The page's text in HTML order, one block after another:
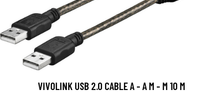
VIVOLINK USB 2.0 CABLE A - A M - M 10 M